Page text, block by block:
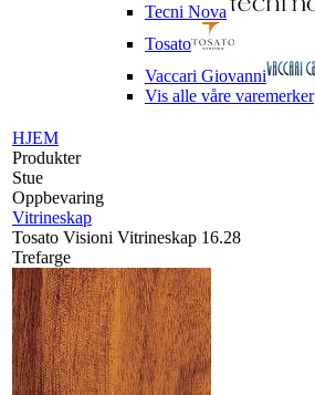
Tecni Nova
Tosato
Vaccari Giovanni
Vis alle våre varemerker
HJEM
Produkter
Stue
Oppbevaring
Vitrineskap
Tosato Visioni Vitrineskap 16.28
Trefarge